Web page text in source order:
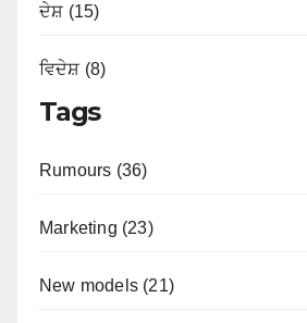
ਦੇਸ਼ (15)
ਵਿਦੇਸ਼ (8)
Tags
Rumours (36)
Marketing (23)
New models (21)